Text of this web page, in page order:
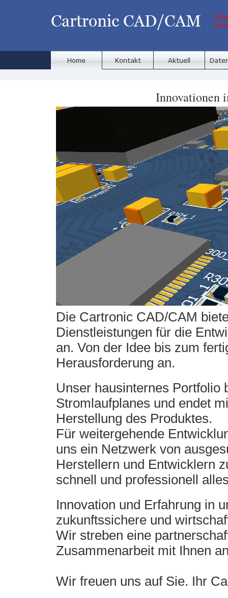
Innovationen
Die Cartronic CAD/CAM
Dienstleistungen für die
an. Von der Idee bis zum
Herausforderung an.
Unser hausinternes Portfolio
Stromlaufplanes und endet
Herstellung des Produktes.
Für weitergehende
uns ein Netzwerk von
Herstellern und Entwicklern
schnell und professionell
Innovation und Erfahrung in
zukunftssichere und
Wir streben eine
Zusammenarbeit mit Ihnen
Wir freuen uns auf Sie. Ihr